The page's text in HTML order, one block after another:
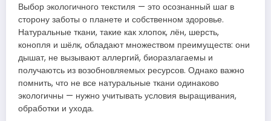
Выбор экологичного текстиля — это осознанный шаг в
сторону заботы о планете и собственном здоровье.
Натуральные ткани, такие как хлопок, лён, шерсть,
конопля и шёлк, обладают множеством преимуществ: они
дышат, не вызывают аллергий, биоразлагаемы и
получаютсь из возобновляемых ресурсов. Однако важно
помнить, что не все натуральные ткани одинаково
экологичны — нужно учитывать условия выращивания,
обработки и ухода.